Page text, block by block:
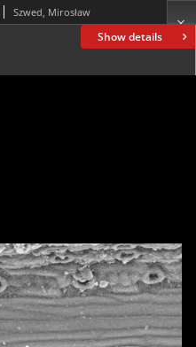
Show details
Szwed, Mirosław